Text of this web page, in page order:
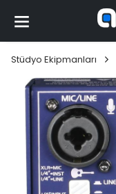
Stüdyo Ekipmanları